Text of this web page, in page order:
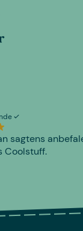
sagtens
Coolstuff.